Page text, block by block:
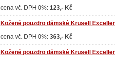
cena vč. DPH 0%: 123,- Kč
Kožené pouzdro dámské Krusell
cena vč. DPH 0%: 363,- Kč
Kožené pouzdro dámské Krusell